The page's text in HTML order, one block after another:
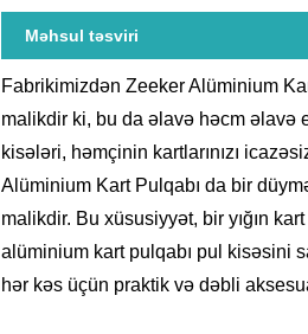
Məhsul təsviri
Fabrikimizdən Zeeker Alüminium
malikdir ki, bu da əlavə həcm əlavə
kisələri, həmçinin kartlarınızı
Alüminium Kart Pulqabı da bir
malikdir. Bu xüsusiyyət, bir yığın
alüminium kart pulqabı pul kisəsini
hər kəs üçün praktik və dəbli